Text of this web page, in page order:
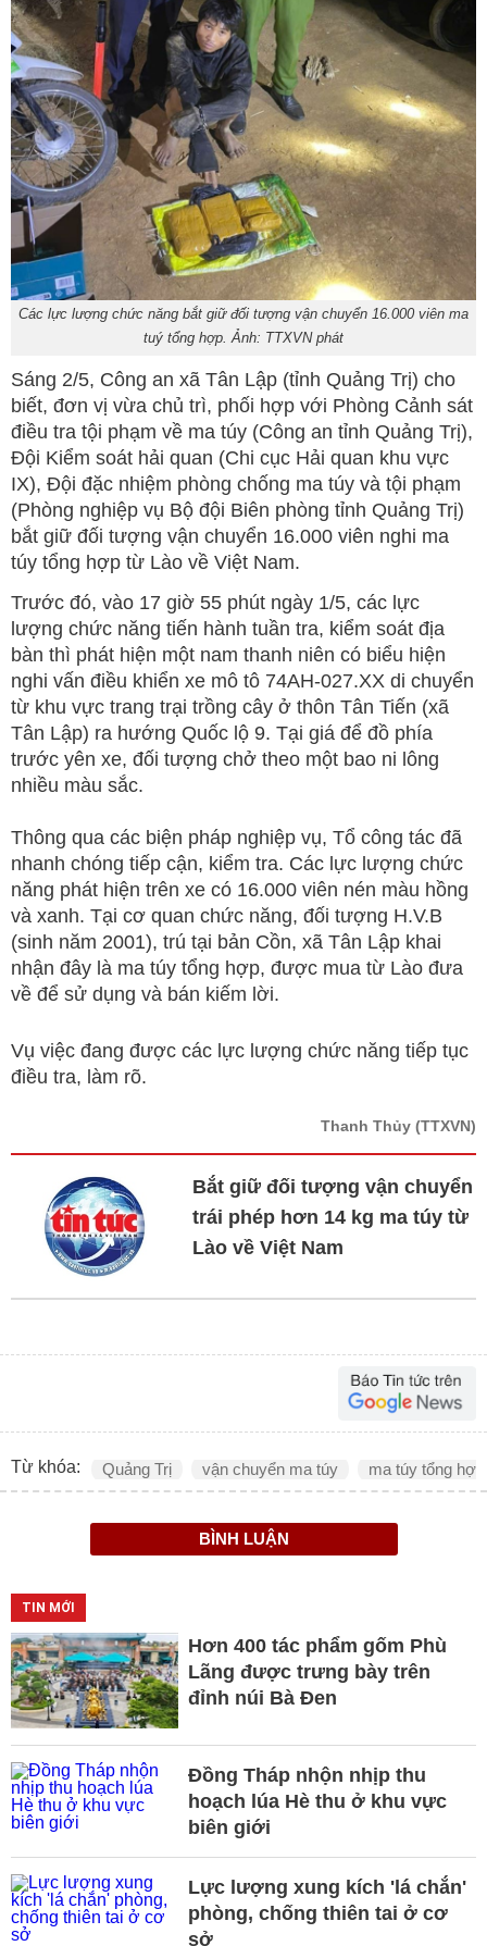
Các lực lượng chức năng bắt giữ đối tượng vận chuyển 16.000 viên ma
tuý tổng hợp. Ảnh: TTXVN phát
Sáng 2/5, Công an xã Tân Lập (tỉnh Quảng Trị) cho
biết, đơn vị vừa chủ trì, phối hợp với Phòng Cảnh sát
điều tra tội phạm về ma túy (Công an tỉnh Quảng Trị),
Đội Kiểm soát hải quan (Chi cục Hải quan khu vực
IX), Đội đặc nhiệm phòng chống ma túy và tội phạm
(Phòng nghiệp vụ Bộ đội Biên phòng tỉnh Quảng Trị)
bắt giữ đối tượng vận chuyển 16.000 viên nghi ma
túy tổng hợp từ Lào về Việt Nam.
Trước đó, vào 17 giờ 55 phút ngày 1/5, các lực
lượng chức năng tiến hành tuần tra, kiểm soát địa
bàn thì phát hiện một nam thanh niên có biểu hiện
nghi vấn điều khiển xe mô tô 74AH-027.XX di chuyển
từ khu vực trang trại trồng cây ở thôn Tân Tiến (xã
Tân Lập) ra hướng Quốc lộ 9. Tại giá để đồ phía
trước yên xe, đối tượng chở theo một bao ni lông
nhiều màu sắc.
Thông qua các biện pháp nghiệp vụ, Tổ công tác đã
nhanh chóng tiếp cận, kiểm tra. Các lực lượng chức
năng phát hiện trên xe có 16.000 viên nén màu hồng
và xanh. Tại cơ quan chức năng, đối tượng H.V.B
(sinh năm 2001), trú tại bản Cồn, xã Tân Lập khai
nhận đây là ma túy tổng hợp, được mua từ Lào đưa
về để sử dụng và bán kiếm lời.
Vụ việc đang được các lực lượng chức năng tiếp tục
điều tra, làm rõ.
Thanh Thủy (TTXVN)
Bắt giữ đối tượng vận chuyển
trái phép hơn 14 kg ma túy từ
Lào về Việt Nam
Từ khóa: Quảng Trị vận chuyển ma túy ma túy tổng hợp
BÌNH LUẬN
TIN MỚI
Hơn 400 tác phẩm gốm Phù
Lãng được trưng bày trên
đỉnh núi Bà Đen
Đồng Tháp nhộn nhịp thu
hoạch lúa Hè thu ở khu vực
biên giới
Lực lượng xung kích 'lá chắn'
phòng, chống thiên tai ở cơ
sở